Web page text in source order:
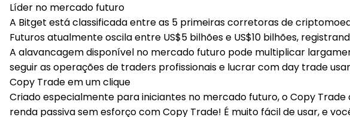
Líder no mercado futuro
A Bitget está classificada entre as 5 primeiras corretoras de
Futuros atualmente oscila entre US$5 bilhões e US$10 bilhões,
A alavancagem disponível no mercado futuro pode multiplicar
seguir as operações de traders profissionais e lucrar com day trade
Copy Trade em um clique
Criado especialmente para iniciantes no mercado futuro, o Copy
renda passiva sem esforço com Copy Trade! É muito fácil de usar, e